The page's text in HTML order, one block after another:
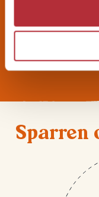
Wil jij
hoogte
Sparren